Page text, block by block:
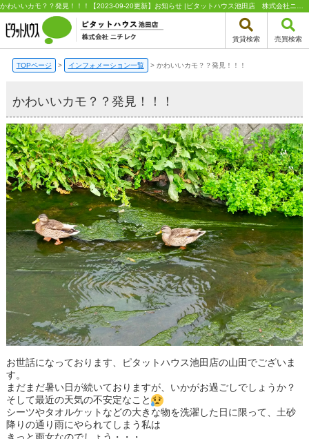
賃貸検索 売買検索
TOPページ > インフォメーション一覧 > かわいいカモ？？発見！！！
かわいいカモ？？発見！！！
お世話になっております、ピタットハウス池田店の山田でございま
す。
まだまだ暑い日が続いておりますが、いかがお過ごしでしょうか？
そして最近の天気の不安定なこと
シーツやタオルケットなどの大きな物を洗濯した日に限って、土砂
降りの通り雨にやられてしまう私は